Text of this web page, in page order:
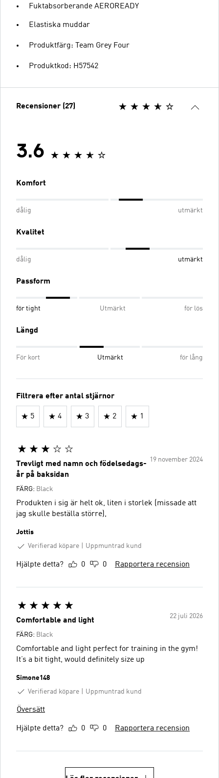
Fuktabsorberande AEROREADY
Elastiska muddar
Produktfärg: Team Grey Four
Produktkod: H57542
Recensioner (27)
3.6
Komfort
dålig utmärkt
Kvalitet
dålig utmärkt
Passform
för tight Utmärkt för lös
Längd
För kort Utmärkt för lång
Filtrera efter antal stjärnor
5 4 3 2 1
19 november 2024
Trevligt med namn och födelsedags-
år på baksidan
FÄRG: Black
Produkten i sig är helt ok, liten i storlek (missade att
jag skulle beställa större),
Jottis
Verifierad köpare
Uppmuntrad kund
Hjälpte detta? 0 0 Rapportera recension
22 juli 2026
Comfortable and light
FÄRG: Black
Comfortable and light perfect for training in the gym!
It’s a bit tight, would definitely size up
Simone148
Verifierad köpare
Uppmuntrad kund
Översätt
Hjälpte detta? 0 0 Rapportera recension